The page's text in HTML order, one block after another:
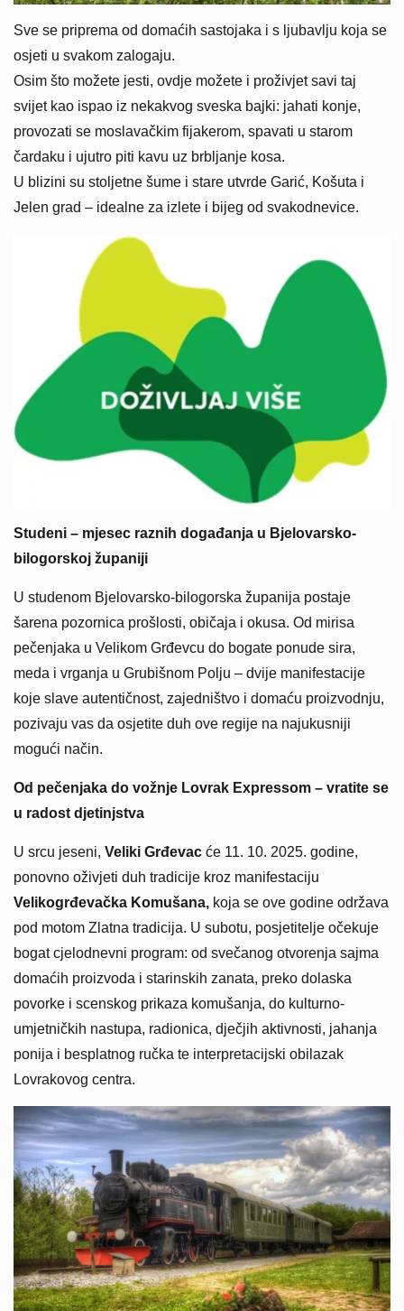
Sve se priprema od domaćih sastojaka i s ljubavlju koja se
osjeti u svakom zalogaju.
Osim što možete jesti, ovdje možete i proživjet savi taj
svijet kao ispao iz nekakvog sveska bajki: jahati konje,
provozati se moslavačkim fijakerom, spavati u starom
čardaku i ujutro piti kavu uz brbljanje kosa.
U blizini su stoljetne šume i stare utvrde Garić, Košuta i
Jelen grad – idealne za izlete i bijeg od svakodnevice.
Studeni – mjesec raznih događanja u Bjelovarsko-
bilogorskoj županiji
U studenom Bjelovarsko-bilogorska županija postaje
šarena pozornica prošlosti, običaja i okusa. Od mirisa
pečenjaka u Velikom Grđevcu do bogate ponude sira,
meda i vrganja u Grubišnom Polju – dvije manifestacije
koje slave autentičnost, zajedništvo i domaću proizvodnju,
pozivaju vas da osjetite duh ove regije na najukusniji
mogući način.
Od pečenjaka do vožnje Lovrak Expressom – vratite se
u radost djetinjstva
U srcu jeseni, Veliki Grđevac će 11. 10. 2025. godine,
ponovno oživjeti duh tradicije kroz manifestaciju
Velikogrđevačka Komušana, koja se ove godine održava
pod motom Zlatna tradicija. U subotu, posjetitelje očekuje
bogat cjelodnevni program: od svečanog otvorenja sajma
domaćih proizvoda i starinskih zanata, preko dolaska
povorke i scenskog prikaza komušanja, do kulturno-
umjetničkih nastupa, radionica, dječjih aktivnosti, jahanja
ponija i besplatnog ručka te interpretacijski obilazak
Lovrakovog centra.